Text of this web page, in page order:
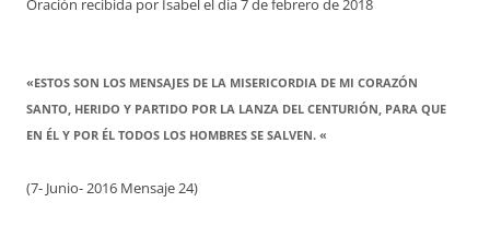
Oración recibida por Isabel el día 7 de febrero de 2018
«ESTOS SON LOS MENSAJES DE LA MISERICORDIA DE MI CORAZÓN
SANTO, HERIDO Y PARTIDO POR LA LANZA DEL CENTURIÓN, PARA QUE
EN ÉL Y POR ÉL TODOS LOS HOMBRES SE SALVEN. «
(7- Junio- 2016 Mensaje 24)